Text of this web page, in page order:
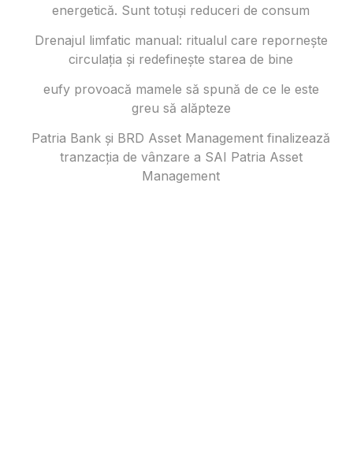
energetică. Sunt totuși reduceri de consum
Drenajul limfatic manual: ritualul care repornește
circulația și redefinește starea de bine
eufy provoacă mamele să spună de ce le este
greu să alăpteze
Patria Bank și BRD Asset Management finalizează
tranzacția de vânzare a SAI Patria Asset
Management